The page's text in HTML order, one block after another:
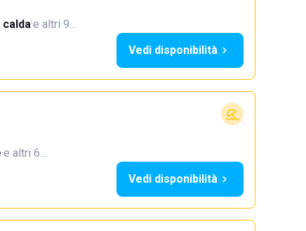
calda·e altri 9…
Vedi disponibilità
·e altri 6…
Vedi disponibilità